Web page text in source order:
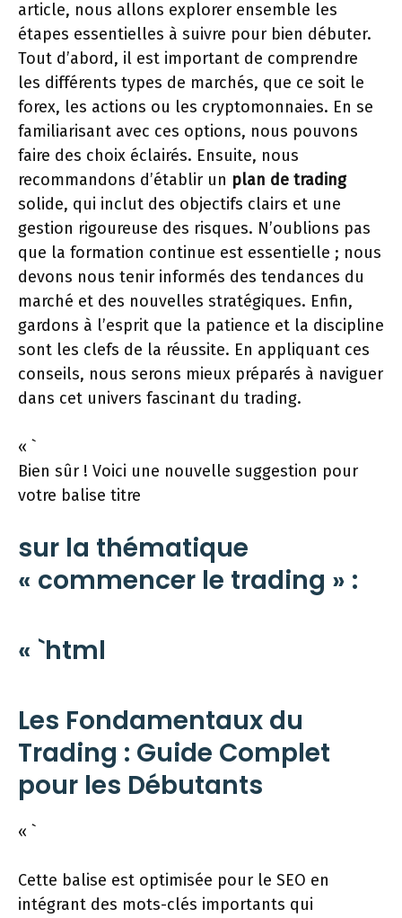
article, nous allons explorer ensemble les
étapes essentielles à suivre pour bien débuter.
Tout d’abord, il est important de comprendre
les différents types de marchés, que ce soit le
forex, les actions ou les cryptomonnaies. En se
familiarisant avec ces options, nous pouvons
faire des choix éclairés. Ensuite, nous
recommandons d’établir un plan de trading
solide, qui inclut des objectifs clairs et une
gestion rigoureuse des risques. N’oublions pas
que la formation continue est essentielle ; nous
devons nous tenir informés des tendances du
marché et des nouvelles stratégiques. Enfin,
gardons à l’esprit que la patience et la discipline
sont les clefs de la réussite. En appliquant ces
conseils, nous serons mieux préparés à naviguer
dans cet univers fascinant du trading.
« `
Bien sûr ! Voici une nouvelle suggestion pour
votre balise titre
sur la thématique
« commencer le trading » :
« `html
Les Fondamentaux du
Trading : Guide Complet
pour les Débutants
« `
Cette balise est optimisée pour le SEO en
intégrant des mots-clés importants qui